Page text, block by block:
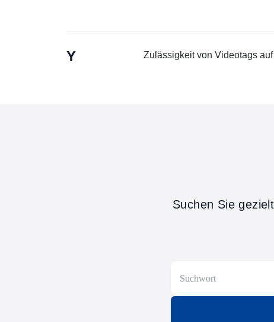
Y Zulässigkeit von Videotags
Suchen Sie